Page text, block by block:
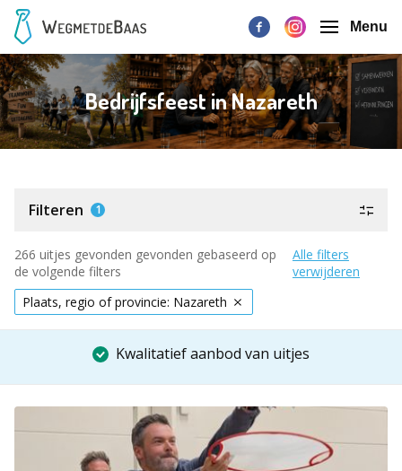
Menu
Bedrijfsfeest in Nazareth
Filteren 1
266 uitjes gevonden gevonden gebaseerd op
de volgende filters
Alle filters
verwijderen
Plaats, regio of provincie: Nazareth
Kwalitatief aanbod van uitjes